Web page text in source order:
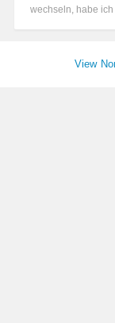
wechseln, habe
View